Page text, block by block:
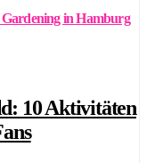
10 Aktivitäten
in Hamburg